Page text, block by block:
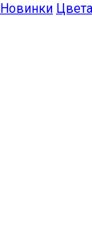
Новинки Цвета